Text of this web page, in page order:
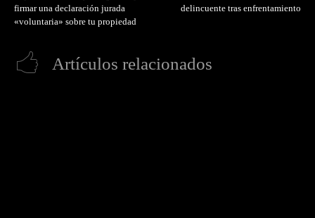
firmar una declaración jurada
«voluntaria» sobre tu propiedad
delincuente tras enfrentamiento
Artículos relacionados